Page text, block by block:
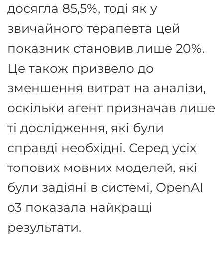
досягла 85,5%, тоді як у
звичайного терапевта цей
показник становив лише 20%.
Це також призвело до
зменшення витрат на аналізи,
оскільки агент призначав лише
ті дослідження, які були
справді необхідні. Серед усіх
топових мовних моделей, які
були задіяні в системі, OpenAI
o3 показала найкращі
результати.